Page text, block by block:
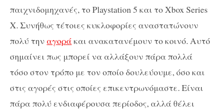
παιχνιδομηχανές, το Playstation 5 και το Xbox Series
X. Συνήθως τέτοιες κυκλοφορίες αναστατώνουν
πολύ την αγοράκαι ανακατανέμουν το κοινό. Αυτό
σημαίνει πως μπορεί να αλλάξουν πάρα πολλά
τόσο στον τρόπο με τον οποίο δουλεύουμε, όσο και
στις αγορές στις οποίες επικεντρωνόμαστε. Είναι
πάρα πολύ ενδιαφέρουσα περίοδος, αλλά θέλει